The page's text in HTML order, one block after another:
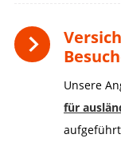
Unsere
für